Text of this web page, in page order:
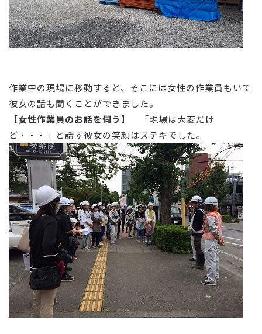
作業中の現場に移動すると、そこには女性の作業員もいて
彼女の話も聞くことができました。
【女性作業員のお話を伺う】 「現場は大変だけ
ど・・・」と話す彼女の笑顔はステキでした。